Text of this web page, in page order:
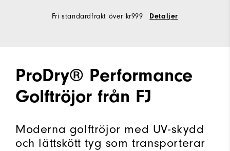
Fri standardfrakt över kr999 Detaljer
ProDry® Performance
Golftröjor från FJ
Moderna golftröjor med UV-skydd
och lättskött tyg som transporterar